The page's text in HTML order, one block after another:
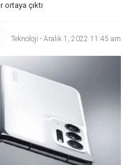
ortaya çıktı
Teknoloji - Aralık 1, 2022 11:45 am